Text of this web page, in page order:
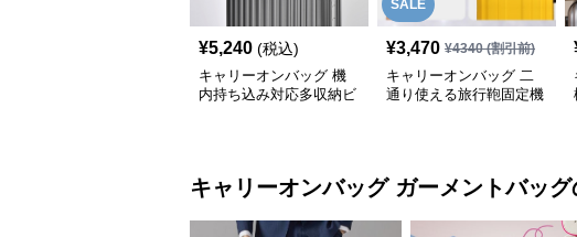
¥5,240 (税込)
キャリーオンバッグ 機
内持ち込み対応多収納ビ
SALE
¥3,470 ¥4340(割引前)
キャリーオンバッグ 二
通り使える旅行鞄固定機
キャリーオンバッグ ガーメントバッグ